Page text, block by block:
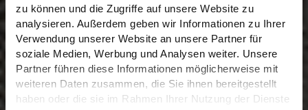
zu können und die Zugriffe auf unsere Website zu
analysieren. Außerdem geben wir Informationen zu Ihrer
Verwendung unserer Website an unsere Partner für
soziale Medien, Werbung und Analysen weiter. Unsere
Partner führen diese Informationen möglicherweise mit
weiteren Daten zusammen, die Sie ihnen bereitgestellt
haben oder die sie im Rahmen Ihrer Nutzung der Dienste